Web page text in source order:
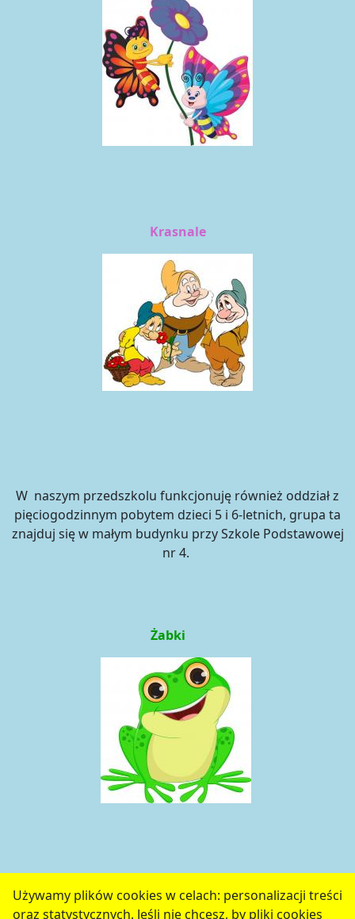
Używamy plików cookies w celach: personalizacji treści
oraz statystycznych. Jeśli nie chcesz, by pliki cookies
Krasnale
W naszym przedszkolu funkcjonuję również oddział z
pięciogodzinnym pobytem dzieci 5 i 6-letnich, grupa ta
znajduj się w małym budynku przy Szkole Podstawowej
nr 4.
Żabki